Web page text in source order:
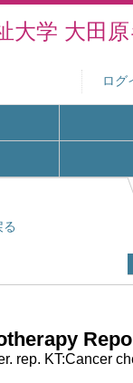
大学 大田
ログ
rep. KT:Cancer